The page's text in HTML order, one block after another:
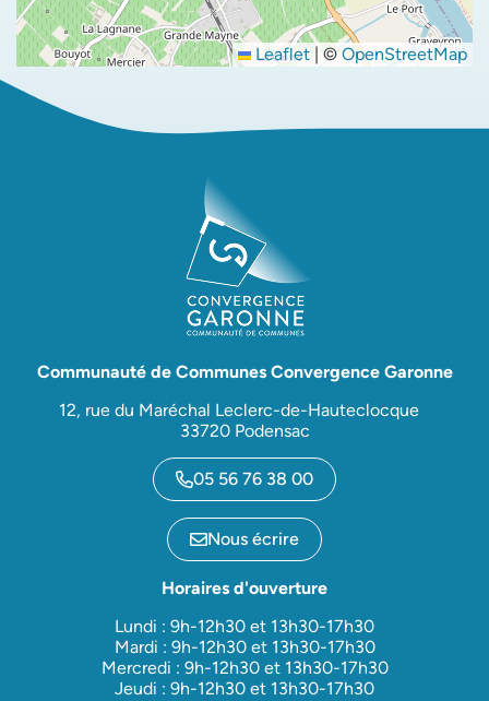
Leaflet | ©OpenStreetMap
Communauté de Communes Convergence Garonne
12, rue du Maréchal Leclerc-de-Hauteclocque
33720 Podensac
05 56 76 38 00
Nous écrire
Horaires d'ouverture
Lundi : 9h-12h30 et 13h30-17h30
Mardi : 9h-12h30 et 13h30-17h30
Mercredi : 9h-12h30 et 13h30-17h30
Jeudi : 9h-12h30 et 13h30-17h30